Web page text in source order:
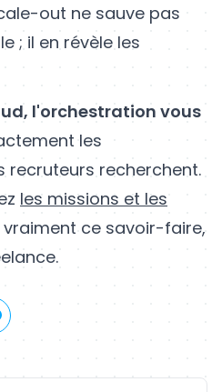
out ne sauve pas
; il en révèle les
l'orchestration vous
les
recruteurs recherchent.
les missions et les
ce savoir-faire,